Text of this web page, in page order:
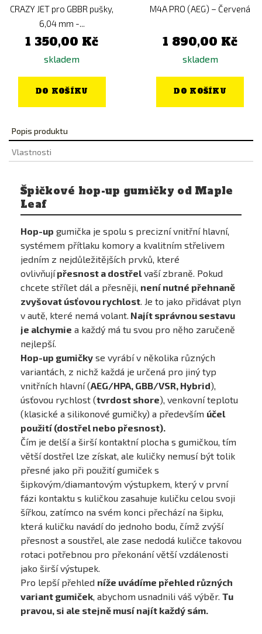
CRAZY JET pro GBBR pušky,
6,04 mm -...
1 350,00 Kč
skladem
DO KOŠÍKU
M4A PRO (AEG) – Červená
1 890,00 Kč
skladem
DO KOŠÍKU
Popis produktu
Vlastnosti
Špičkové hop-up gumičky od Maple
Leaf
Hop-up gumička je spolu s precizní vnitřní hlavní,
systémem přítlaku komory a kvalitním střelivem
jedním z nejdůležitějších prvků, které
ovlivňujípřesnost a dostřel vaší zbraně. Pokud
chcete střílet dál a přesněji, není nutné přehnaně
zvyšovat úsťovou rychlost . Je to jako přidávat plyn
v autě, které nemá volant. Najít správnou sestavu
je alchymie a každý má tu svou pro něho zaručeně
nejlepší.
Hop-up gumičky se vyrábí v několika různých
variantách, z nichž každá je určená pro jiný typ
vnitřních hlavní (AEG/HPA, GBB/VSR, Hybrid),
úsťovou rychlost (tvrdost shore), venkovní teplotu
(klasické a silikonové gumičky) a především účel
použití (dostřel nebo přesnost).
Čím je delší a širší kontaktní plocha s gumičkou, tím
větší dostřel lze získat, ale kuličky nemusí být tolik
přesné jako při použití gumiček s
šipkovým/diamantovým výstupkem, který v první
fázi kontaktu s kuličkou zasahuje kuličku celou svoji
šířkou, zatímco na svém konci přechází na šipku,
která kuličku navádí do jednoho bodu, čímž zvýší
přesnost a soustřel, ale zase nedodá kuličce takovou
rotaci potřebnou pro překonání větší vzdálenosti
jako širší výstupek.
Pro lepší přehled níže uvádíme přehled různých
variant gumiček , abychom usnadnili váš výběr. Tu
pravou, si ale stejně musí najít každý sám.